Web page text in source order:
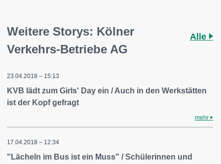
Weitere Storys: Kölner
Verkehrs-Betriebe AG
Alle
23.04.2018 – 15:13
KVB lädt zum Girls' Day ein / Auch in den Werkstätten
ist der Kopf gefragt
mehr
17.04.2018 – 12:34
"Lächeln im Bus ist ein Muss" / Schülerinnen und